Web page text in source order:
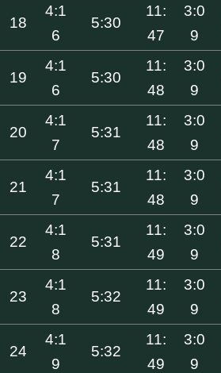
18
4:1
6
5:30
11:
47
3:0
9
19
4:1
6
5:30
11:
48
3:0
9
20
4:1
7
5:31
11:
48
3:0
9
21
4:1
7
5:31
11:
48
3:0
9
22
4:1
8
5:31
11:
49
3:0
9
23
4:1
8
5:32
11:
49
3:0
9
24
4:1
9
5:32
11:
49
3:0
9